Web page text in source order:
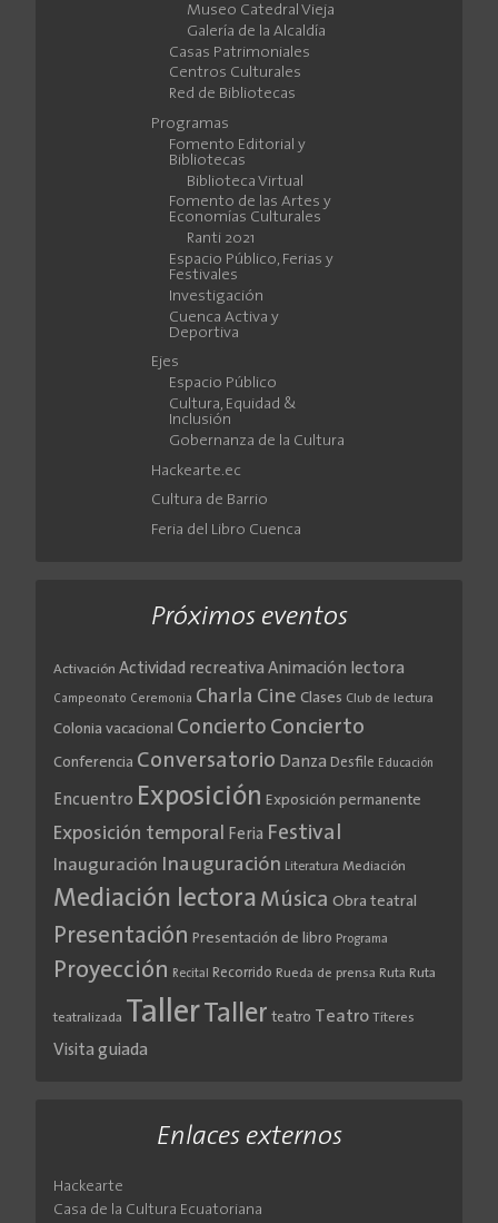
Museo Catedral Vieja
Galería de la Alcaldía
Casas Patrimoniales
Centros Culturales
Red de Bibliotecas
Programas
Fomento Editorial y
Bibliotecas
Biblioteca Virtual
Fomento de las Artes y
Economías Culturales
Ranti 2021
Espacio Público, Ferias y
Festivales
Investigación
Cuenca Activa y
Deportiva
Ejes
Espacio Público
Cultura, Equidad &
Inclusión
Gobernanza de la Cultura
Hackearte.ec
Cultura de Barrio
Feria del Libro Cuenca
Próximos eventos
Activación Actividad recreativa Animación lectora
Campeonato Ceremonia Charla Cine Clases Club de lectura
Colonia vacacional Concierto Concierto
Conferencia Conversatorio Danza Desfile Educación
Encuentro Exposición Exposición permanente
Exposición temporal Feria Festival
Inauguración Inauguración Literatura Mediación
Mediación lectora Música Obra teatral
Presentación Presentación de libro Programa
Proyección Recital Recorrido Rueda de prensa Ruta Ruta
teatralizada TallerTaller teatro Teatro Títeres
Visita guiada
Enlaces externos
Hackearte
Casa de la Cultura Ecuatoriana